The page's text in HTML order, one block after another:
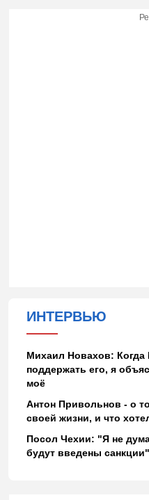
ИНТЕРВЬЮ
Михаил Новахов:
поддержать его, я
моё
Антон Привольнов - о
своей жизни, и что
Посол Чехии: "Я не
будут введены санкции"